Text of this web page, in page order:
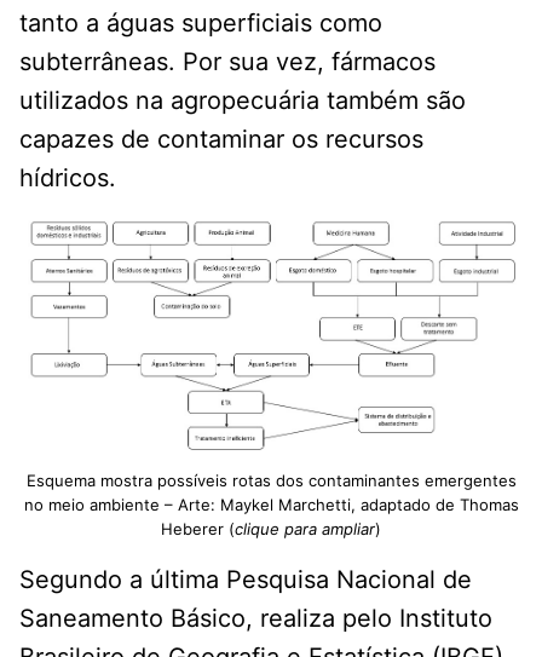
tanto a águas superficiais como
subterrâneas. Por sua vez, fármacos
utilizados na agropecuária também são
capazes de contaminar os recursos
hídricos.
Esquema mostra possíveis rotas dos contaminantes emergentes
no meio ambiente – Arte: Maykel Marchetti, adaptado de Thomas
Heberer (clique para ampliar)
Segundo a última Pesquisa Nacional de
Saneamento Básico, realiza pelo Instituto